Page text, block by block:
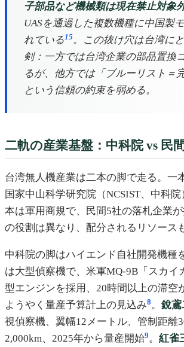
子部品など機械類は現在禁止対象
UASを通過した複数機種に中国製
れている15。この抜け穴は台湾に
剣：一方では台湾企業の部品置換
るが、他方では「ブルーリスト＝
という信頼の約束を弱める。
二軌の産業基盤：中科院 vs 民
台湾無人機産業は二本の脚で走る。一
国家中山科学研究院（NCSIST、中科
本は軍用商規で、民間5社の落札企業
の役割は異なり、配分されるリソース
中科院の脚はハイエンド自社開発機種
は大型偵察機で、米軍MQ-9B「スカイ
型エンジンを採用、20時間以上の滞空
ようやく量産予算計上の見込み8。 銳鳶
視偵察機、翼幅12メートル、管制距離
2,000km、2025年から量産開始9。 紅雀